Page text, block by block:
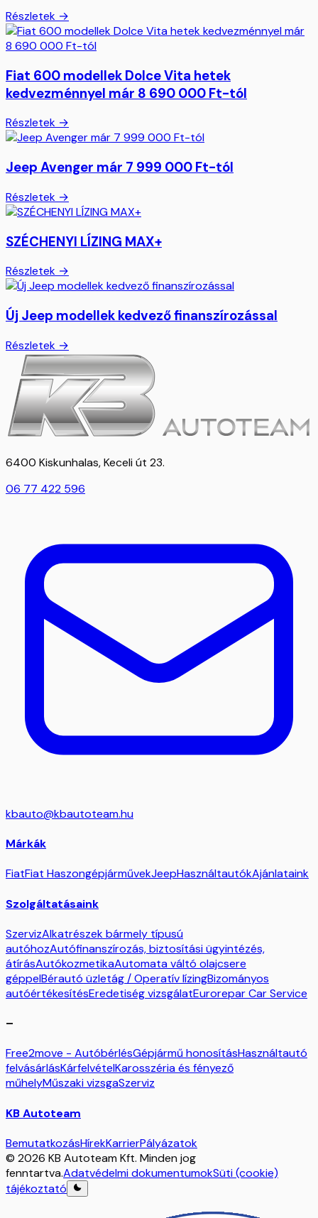
Részletek →
Fiat 600 modellek Dolce Vita hetek
kedvezménnyel már 8 690 000 Ft-tól
Részletek →
Jeep Avenger már 7 999 000 Ft-tól
Részletek →
SZÉCHENYI LÍZING MAX+
Részletek →
Új Jeep modellek kedvező finanszírozással
Részletek →
6400 Kiskunhalas, Keceli út 23.
06 77 422 596
kbauto@kbautoteam.hu
Márkák
FiatFiat HaszongépjárművekJeepHasználtautókAjánlataink
Szolgáltatásaink
SzervizAlkatrészek bármely típusú
autóhozAutófinanszírozás, biztosítási ügyintézés,
átírásAutókozmetikaAutomata váltó olajcsere
géppelBérautó üzletág / Operatív lízingBizományos
autóértékesítésEredetiség vizsgálatEurorepar Car Service
–
Free2move - AutóbérlésGépjármű honosításHasználtautó
felvásárlásKárfelvételKarosszéria és fényező
műhelyMűszaki vizsgaSzerviz
KB Autoteam
BemutatkozásHírekKarrierPályázatok
© 2026 KB Autoteam Kft. Minden jog
fenntartva.Adatvédelmi dokumentumokSüti (cookie)
tájékoztató